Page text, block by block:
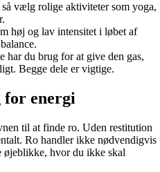
vælg rolige aktiviteter som yoga,
høj og lav intensitet i løbet af
har du brug for at give den gas,
Begge dele er vigtige.
for energi
til at finde ro. Uden restitution
Ro handler ikke nødvendigvis
øjeblikke, hvor du ikke skal